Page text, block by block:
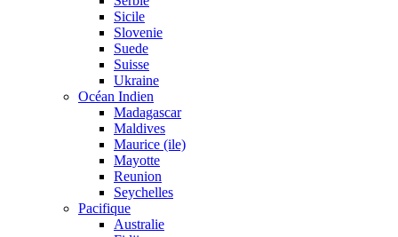
Sicile
Slovenie
Suede
Suisse
Ukraine
Océan Indien
Madagascar
Maldives
Maurice (ile)
Mayotte
Reunion
Seychelles
Pacifique
Australie